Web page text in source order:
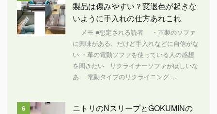
製品は傷みやすい？変退色が起きな
いように手入れの仕方あれこれ
メモ ■想定される読者 ・革製のソファ
に興味がある、だけど手入れなどに自信がな
い ・革の電動ソファを使っている人の感想
を聞きたい リクライナーソファがほしいな
あ 電動タイプのリクライニング ...
6
ニトリのNスリープとGOKUMINの